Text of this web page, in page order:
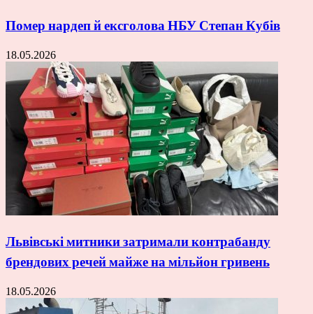
Помер нардеп й ексголова НБУ Степан Кубів
18.05.2026
Львівські митники затримали контрабанду
брендових речей майже на мільйон гривень
18.05.2026